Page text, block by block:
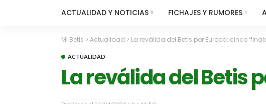
ACTUALIDAD Y NOTICIAS FICHAJES Y RUMORES
Mi Betis > Actualidad > La reválida del Betis por Europa: cinco
ACTUALIDAD
La reválida del Betis